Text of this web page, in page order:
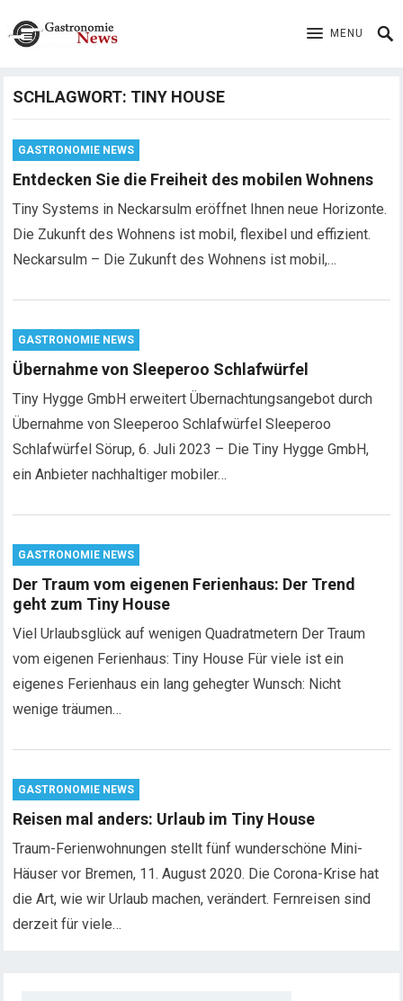
MENU
SCHLAGWORT: TINY HOUSE
GASTRONOMIE NEWS
Entdecken Sie die Freiheit des mobilen Wohnens
Tiny Systems in Neckarsulm eröffnet Ihnen neue Horizonte.
Die Zukunft des Wohnens ist mobil, flexibel und effizient.
Neckarsulm – Die Zukunft des Wohnens ist mobil,…
GASTRONOMIE NEWS
Übernahme von Sleeperoo Schlafwürfel
Tiny Hygge GmbH erweitert Übernachtungsangebot durch
Übernahme von Sleeperoo Schlafwürfel Sleeperoo
Schlafwürfel Sörup, 6. Juli 2023 – Die Tiny Hygge GmbH,
ein Anbieter nachhaltiger mobiler…
GASTRONOMIE NEWS
Der Traum vom eigenen Ferienhaus: Der Trend
geht zum Tiny House
Viel Urlaubsglück auf wenigen Quadratmetern Der Traum
vom eigenen Ferienhaus: Tiny House Für viele ist ein
eigenes Ferienhaus ein lang gehegter Wunsch: Nicht
wenige träumen…
GASTRONOMIE NEWS
Reisen mal anders: Urlaub im Tiny House
Traum-Ferienwohnungen stellt fünf wunderschöne Mini-
Häuser vor Bremen, 11. August 2020. Die Corona-Krise hat
die Art, wie wir Urlaub machen, verändert. Fernreisen sind
derzeit für viele…